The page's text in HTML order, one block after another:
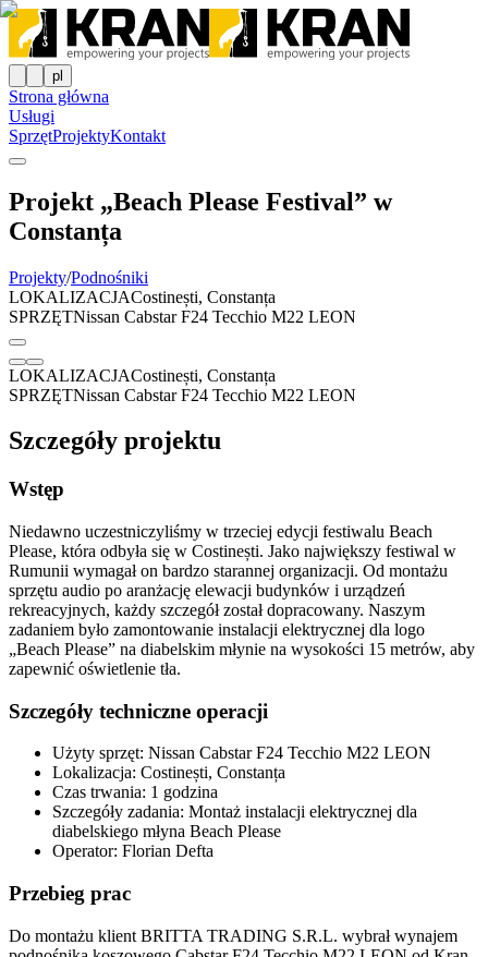
pl
Strona główna
Usługi
SprzętProjektyKontakt
Projekt „Beach Please Festival” w
Constanța
Projekty/Podnośniki
LOKALIZACJACostinești, Constanța
SPRZĘTNissan Cabstar F24 Tecchio M22 LEON
LOKALIZACJACostinești, Constanța
SPRZĘTNissan Cabstar F24 Tecchio M22 LEON
Szczegóły projektu
Wstęp
Niedawno uczestniczyliśmy w trzeciej edycji festiwalu Beach
Please, która odbyła się w Costinești. Jako największy festiwal w
Rumunii wymagał on bardzo starannej organizacji. Od montażu
sprzętu audio po aranżację elewacji budynków i urządzeń
rekreacyjnych, każdy szczegół został dopracowany. Naszym
zadaniem było zamontowanie instalacji elektrycznej dla logo
„Beach Please” na diabelskim młynie na wysokości 15 metrów, aby
zapewnić oświetlenie tła.
Szczegóły techniczne operacji
Użyty sprzęt: Nissan Cabstar F24 Tecchio M22 LEON
Lokalizacja: Costinești, Constanța
Czas trwania: 1 godzina
Szczegóły zadania: Montaż instalacji elektrycznej dla
diabelskiego młyna Beach Please
Operator: Florian Defta
Przebieg prac
Do montażu klient BRITTA TRADING S.R.L. wybrał wynajem